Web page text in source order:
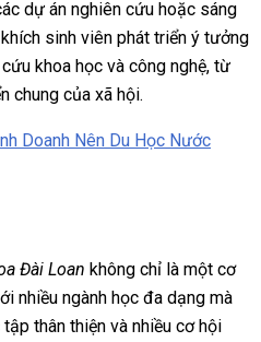
dự án nghiên cứu hoặc sáng
sinh viên phát triển ý tưởng
khoa học và công nghệ, từ
chung của xã hội.
Doanh Nên Du Học Nước
Đài Loan không chỉ là một cơ
nhiều ngành học đa dạng mà
thân thiện và nhiều cơ hội